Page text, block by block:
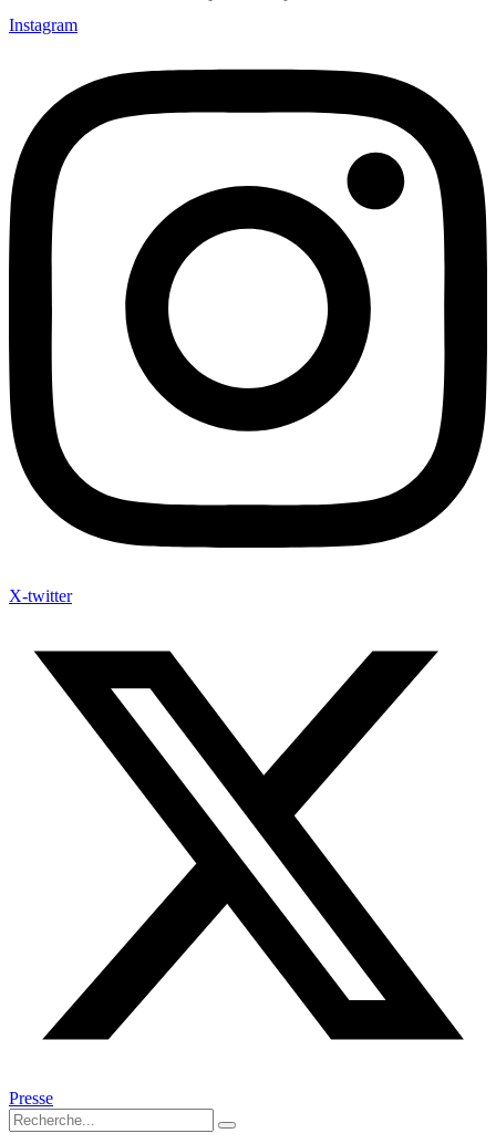
Instagram
X-twitter
Presse